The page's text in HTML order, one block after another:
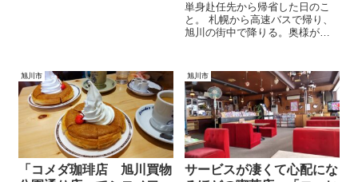
単身赴任先から帰省した日のこ
と。 札幌から高速バスで帰り、
旭川の街中で降りる。奥様が迎
月の寒空の下、建物の中へ入り
たい。そしてどうせなら何か美
味しい一杯が欲しい。 というこ
とでちょっと贅沢な時間を過ご
させてもらった。
旭川市
「コメダ珈琲店 旭川買物
旭川市
サービスが凄くて心配にな